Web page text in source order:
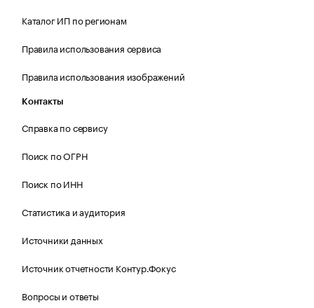
Каталог ИП по регионам
Правила использования сервиса
Правила использования изображений
Контакты
Справка по сервису
Поиск по ОГРН
Поиск по ИНН
Статистика и аудитория
Источники данных
Источник отчетности Контур.Фокус
Вопросы и ответы